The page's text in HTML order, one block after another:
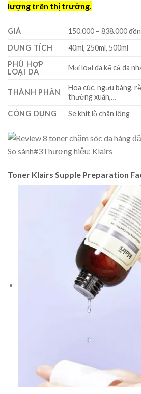
lượng trên thị trường.
GIÁ
150.000 – 838.000
DUNG TÍCH
40ml, 250ml, 500ml
PHÙ HỢP
LOẠI DA
Mọi loại da kể cả da
THÀNH PHẦN
Hoa cúc, ngưu bàng,
thường xuân,…
CÔNG DỤNG
Se khít lỗ chân lông
So sánh#3Thương hiệu: Klairs
Toner Klairs Supple Preparation